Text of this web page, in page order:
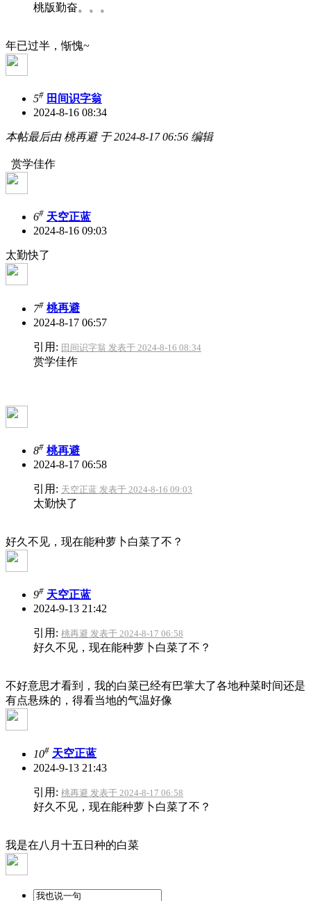
桃版勤奋。。。
年已过半，惭愧~
5# 田间识字翁
2024-8-16 08:34
本帖最后由 桃再避 于 2024-8-17 06:56 编辑
赏学佳作
6# 天空正蓝
2024-8-16 09:03
太勤快了
7# 桃再避
2024-8-17 06:57
引用: 田间识字翁 发表于 2024-8-16 08:34
赏学佳作
8# 桃再避
2024-8-17 06:58
引用: 天空正蓝 发表于 2024-8-16 09:03
太勤快了
好久不见，现在能种萝卜白菜了不？
9# 天空正蓝
2024-9-13 21:42
引用: 桃再避 发表于 2024-8-17 06:58
好久不见，现在能种萝卜白菜了不？
不好意思才看到，我的白菜已经有巴掌大了各地种菜时间还是
有点悬殊的，得看当地的气温好像
10# 天空正蓝
2024-9-13 21:43
引用: 桃再避 发表于 2024-8-17 06:58
好久不见，现在能种萝卜白菜了不？
我是在八月十五日种的白菜